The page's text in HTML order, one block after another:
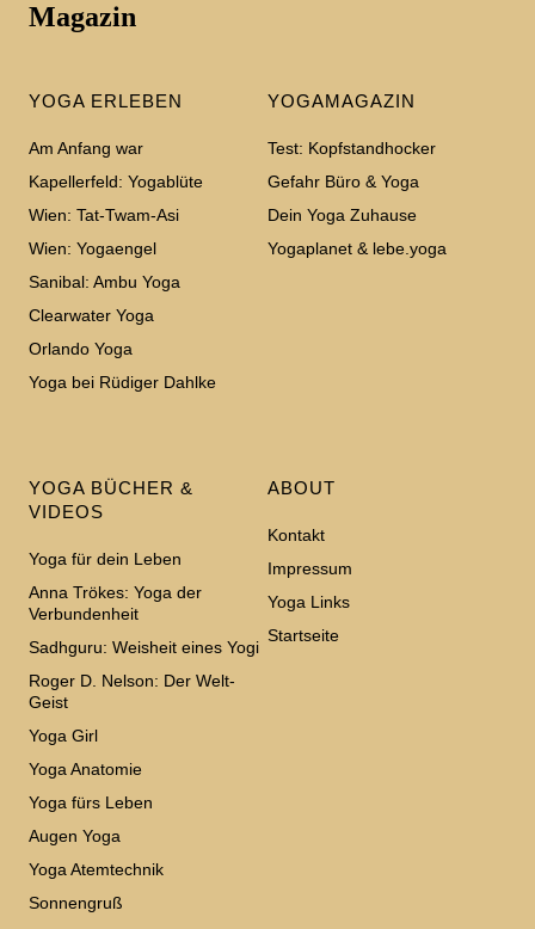
Magazin
YOGA ERLEBEN
Am Anfang war
Kapellerfeld: Yogablüte
Wien: Tat-Twam-Asi
Wien: Yogaengel
Sanibal: Ambu Yoga
Clearwater Yoga
Orlando Yoga
Yoga bei Rüdiger Dahlke
YOGAMAGAZIN
Test: Kopfstandhocker
Gefahr Büro & Yoga
Dein Yoga Zuhause
Yogaplanet & lebe.yoga
YOGA BÜCHER &
VIDEOS
Yoga für dein Leben
Anna Trökes: Yoga der
Verbundenheit
Sadhguru: Weisheit eines Yogi
Roger D. Nelson: Der Welt-
Geist
Yoga Girl
Yoga Anatomie
Yoga fürs Leben
Augen Yoga
Yoga Atemtechnik
Sonnengruß
ABOUT
Kontakt
Impressum
Yoga Links
Startseite